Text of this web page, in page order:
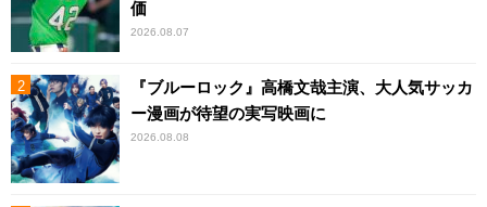
価
2026.08.07
『ブルーロック』高橋文哉主演、大人気サッカ
ー漫画が待望の実写映画に
2026.08.08